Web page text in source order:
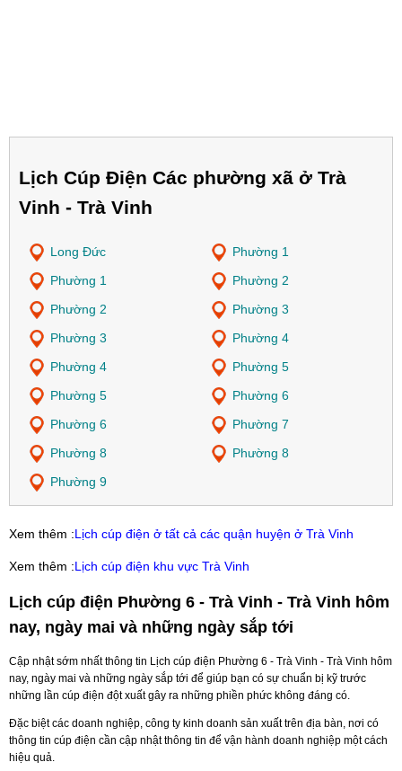
Lịch Cúp Điện Các phường xã ở Trà
Vinh - Trà Vinh
Long Đức
Phường 1
Phường 1
Phường 2
Phường 2
Phường 3
Phường 3
Phường 4
Phường 4
Phường 5
Phường 5
Phường 6
Phường 6
Phường 7
Phường 8
Phường 8
Phường 9
Xem thêm :Lịch cúp điện ở tất cả các quận huyện ở Trà Vinh
Xem thêm :Lịch cúp điện khu vực Trà Vinh
Lịch cúp điện Phường 6 - Trà Vinh - Trà Vinh hôm
nay, ngày mai và những ngày sắp tới
Cập nhật sớm nhất thông tin Lịch cúp điện Phường 6 - Trà Vinh - Trà Vinh hôm
nay, ngày mai và những ngày sắp tới để giúp bạn có sự chuẩn bị kỹ trước
những lần cúp điện đột xuất gây ra những phiền phức không đáng có.
Đặc biệt các doanh nghiệp, công ty kinh doanh sản xuất trên địa bàn, nơi có
thông tin cúp điện cần cập nhật thông tin để vận hành doanh nghiệp một cách
hiệu quả.